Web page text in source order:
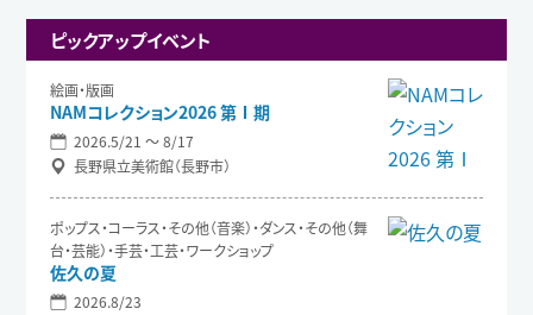
ピックアップイベント
絵画・版画
NAMコレクション2026 第Ⅰ期
2026.5/21 〜 8/17
長野県立美術館（長野市）
ポップス・コーラス・その他（音楽）・ダンス・その他（舞
台・芸能）・手芸・工芸・ワークショップ
佐久の夏
2026.8/23